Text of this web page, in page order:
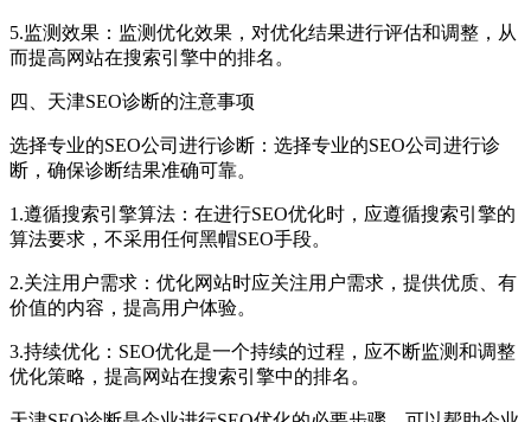
5.监测效果：监测优化效果，对优化结果进行评估和调整，从
而提高网站在搜索引擎中的排名。
四、天津SEO诊断的注意事项
选择专业的SEO公司进行诊断：选择专业的SEO公司进行诊
断，确保诊断结果准确可靠。
1.遵循搜索引擎算法：在进行SEO优化时，应遵循搜索引擎的
算法要求，不采用任何黑帽SEO手段。
2.关注用户需求：优化网站时应关注用户需求，提供优质、有
价值的内容，提高用户体验。
3.持续优化：SEO优化是一个持续的过程，应不断监测和调整
优化策略，提高网站在搜索引擎中的排名。